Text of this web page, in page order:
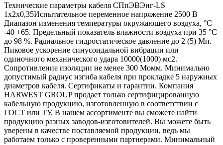
Технические параметры кабеля СПпЭВЭнг-LS
1х2х0,35Испытательное переменное напряжение 2500 В
Диапазон изменения температуры окружающего воздуха, °С
-40 +65. Предельный показатель влажности воздуха при 35 °С
до 98 %. Радиальное гидростатическое давление до 2 (5) Мп.
Пиковое ускорение синусоидальной вибрации или
одиночного механического удара 10000(1000) мс2.
Сопротивление изоляции не менее 300 Момм. Минимально
допустимый радиус изгиба кабеля при прокладке 5 наружных
диаметров кабеля. Сертификаты и гарантии. Компания
HARWEST GROUP продает только сертифицированную
кабельную продукцию, изготовленную в соответствии с
ГОСТ или ТУ. В нашем ассортименте вы сможете найти
продукцию разных заводов-изготовителей. Вы можете быть
уверены в качестве поставляемой продукции, ведь мы
работаем только с проверенными партнерами. Минимальный